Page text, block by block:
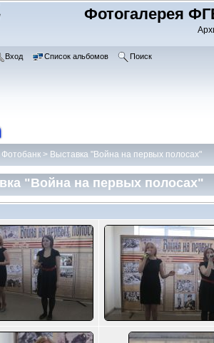
Фотогалерея
Вход Список альбомов Поиск
Фотобанк > Выставка "Война на первых полосах"
"Война на первых полосах"